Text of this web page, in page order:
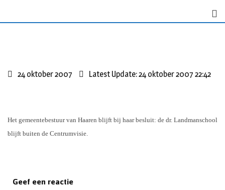
24 oktober 2007 Latest Update: 24 oktober 2007 22:42
Het gemeentebestuur van Haaren blijft bij haar besluit: de dr. Landmanschool
blijft buiten de Centrumvisie.
Geef een reactie